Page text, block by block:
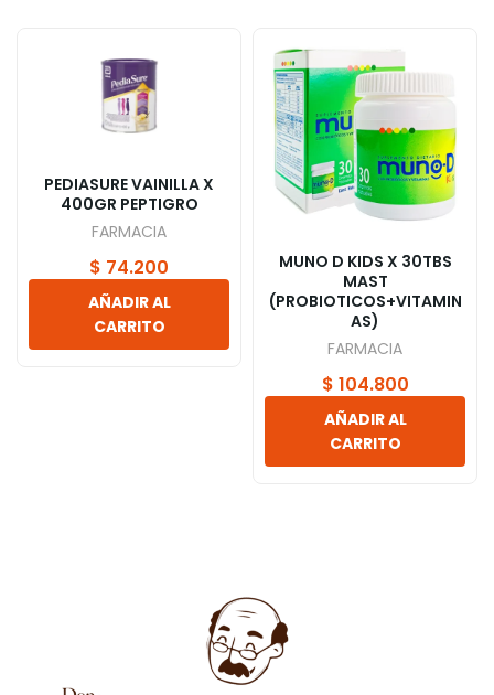
PEDIASURE VAINILLA X
400GR PEPTIGRO
FARMACIA
$ 74.200
AÑADIR AL
CARRITO
MUNO D KIDS X 30TBS
MAST
(PROBIOTICOS+VITAMIN
AS)
FARMACIA
$ 104.800
AÑADIR AL
CARRITO